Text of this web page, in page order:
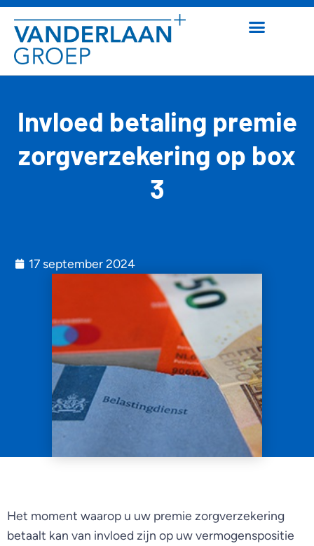
Invloed betaling premie
zorgverzekering op box
3
17 september 2024
Het moment waarop u uw premie zorgverzekering
betaalt kan van invloed zijn op uw vermogenspositie